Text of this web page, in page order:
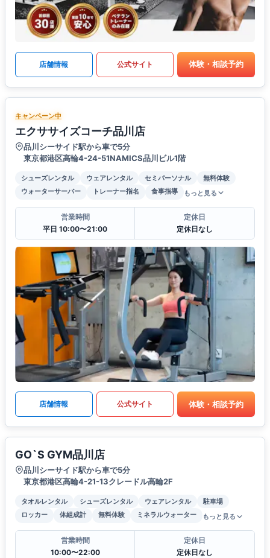
店舗情報 公式サイト 体験・相談予約
キャンペーン中
エクササイズコーチ品川店
品川シーサイド駅から車で5分
東京都港区高輪4-24-51NAMICS品川ビル1階
シューズレンタル ウェアレンタル セミパーソナル
無料体験
ウォーターサーバー
トレーナー指名 食事指導 もっと見る
営業時間
平日 10:00〜21:00
定休日
定休日なし
店舗情報 公式サイト 体験・相談予約
GO`S GYM品川店
品川シーサイド駅から車で5分
東京都港区高輪4-21-13クレードル高輪2F
タオルレンタル シューズレンタル ウェアレンタル
駐車場
ロッカー
体組成計 無料体験 ミネラルウォーター もっと見る
営業時間
10:00〜22:00
定休日
定休日なし